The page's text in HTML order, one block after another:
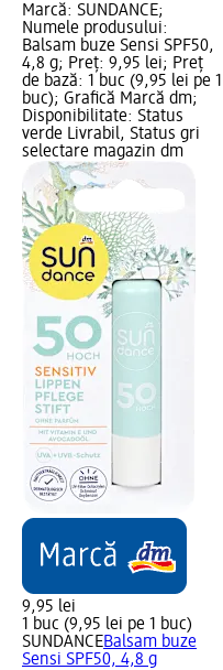
Marcă: SUNDANCE;
Numele produsului:
Balsam buze Sensi SPF50,
4,8 g; Preț: 9,95 lei; Preț
de bază: 1 buc (9,95 lei pe 1
buc); Grafică Marcă dm;
Disponibilitate: Status
verde Livrabil, Status gri
selectare magazin dm
9,95 lei
1 buc (9,95 lei pe 1 buc)
SUNDANCEBalsam buze
Sensi SPF50, 4,8 g